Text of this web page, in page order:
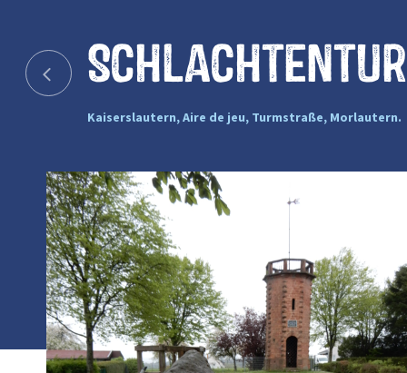
Kaiserslautern, Aire de jeu, Turmstraße, Morlautern.